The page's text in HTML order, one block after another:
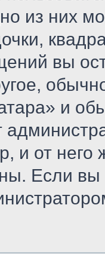
из них
вы
и
и от него
Если